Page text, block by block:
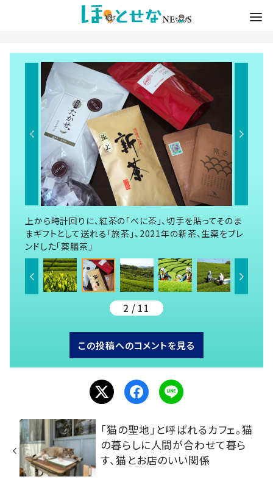
上から時計回りに、紅茶の「べに茶」、切手を貼ってそのま
まギフトとして送れる「旅茶」、2021年の新茶、生薬をブレ
ンドした「薬膳茶」
2 / 11
この投稿へのコメントを見る
「猫の聖地」と呼ばれるカフェ。猫
の暮らしに人間が合わせて暮ら
す、猫とお店のいい関係